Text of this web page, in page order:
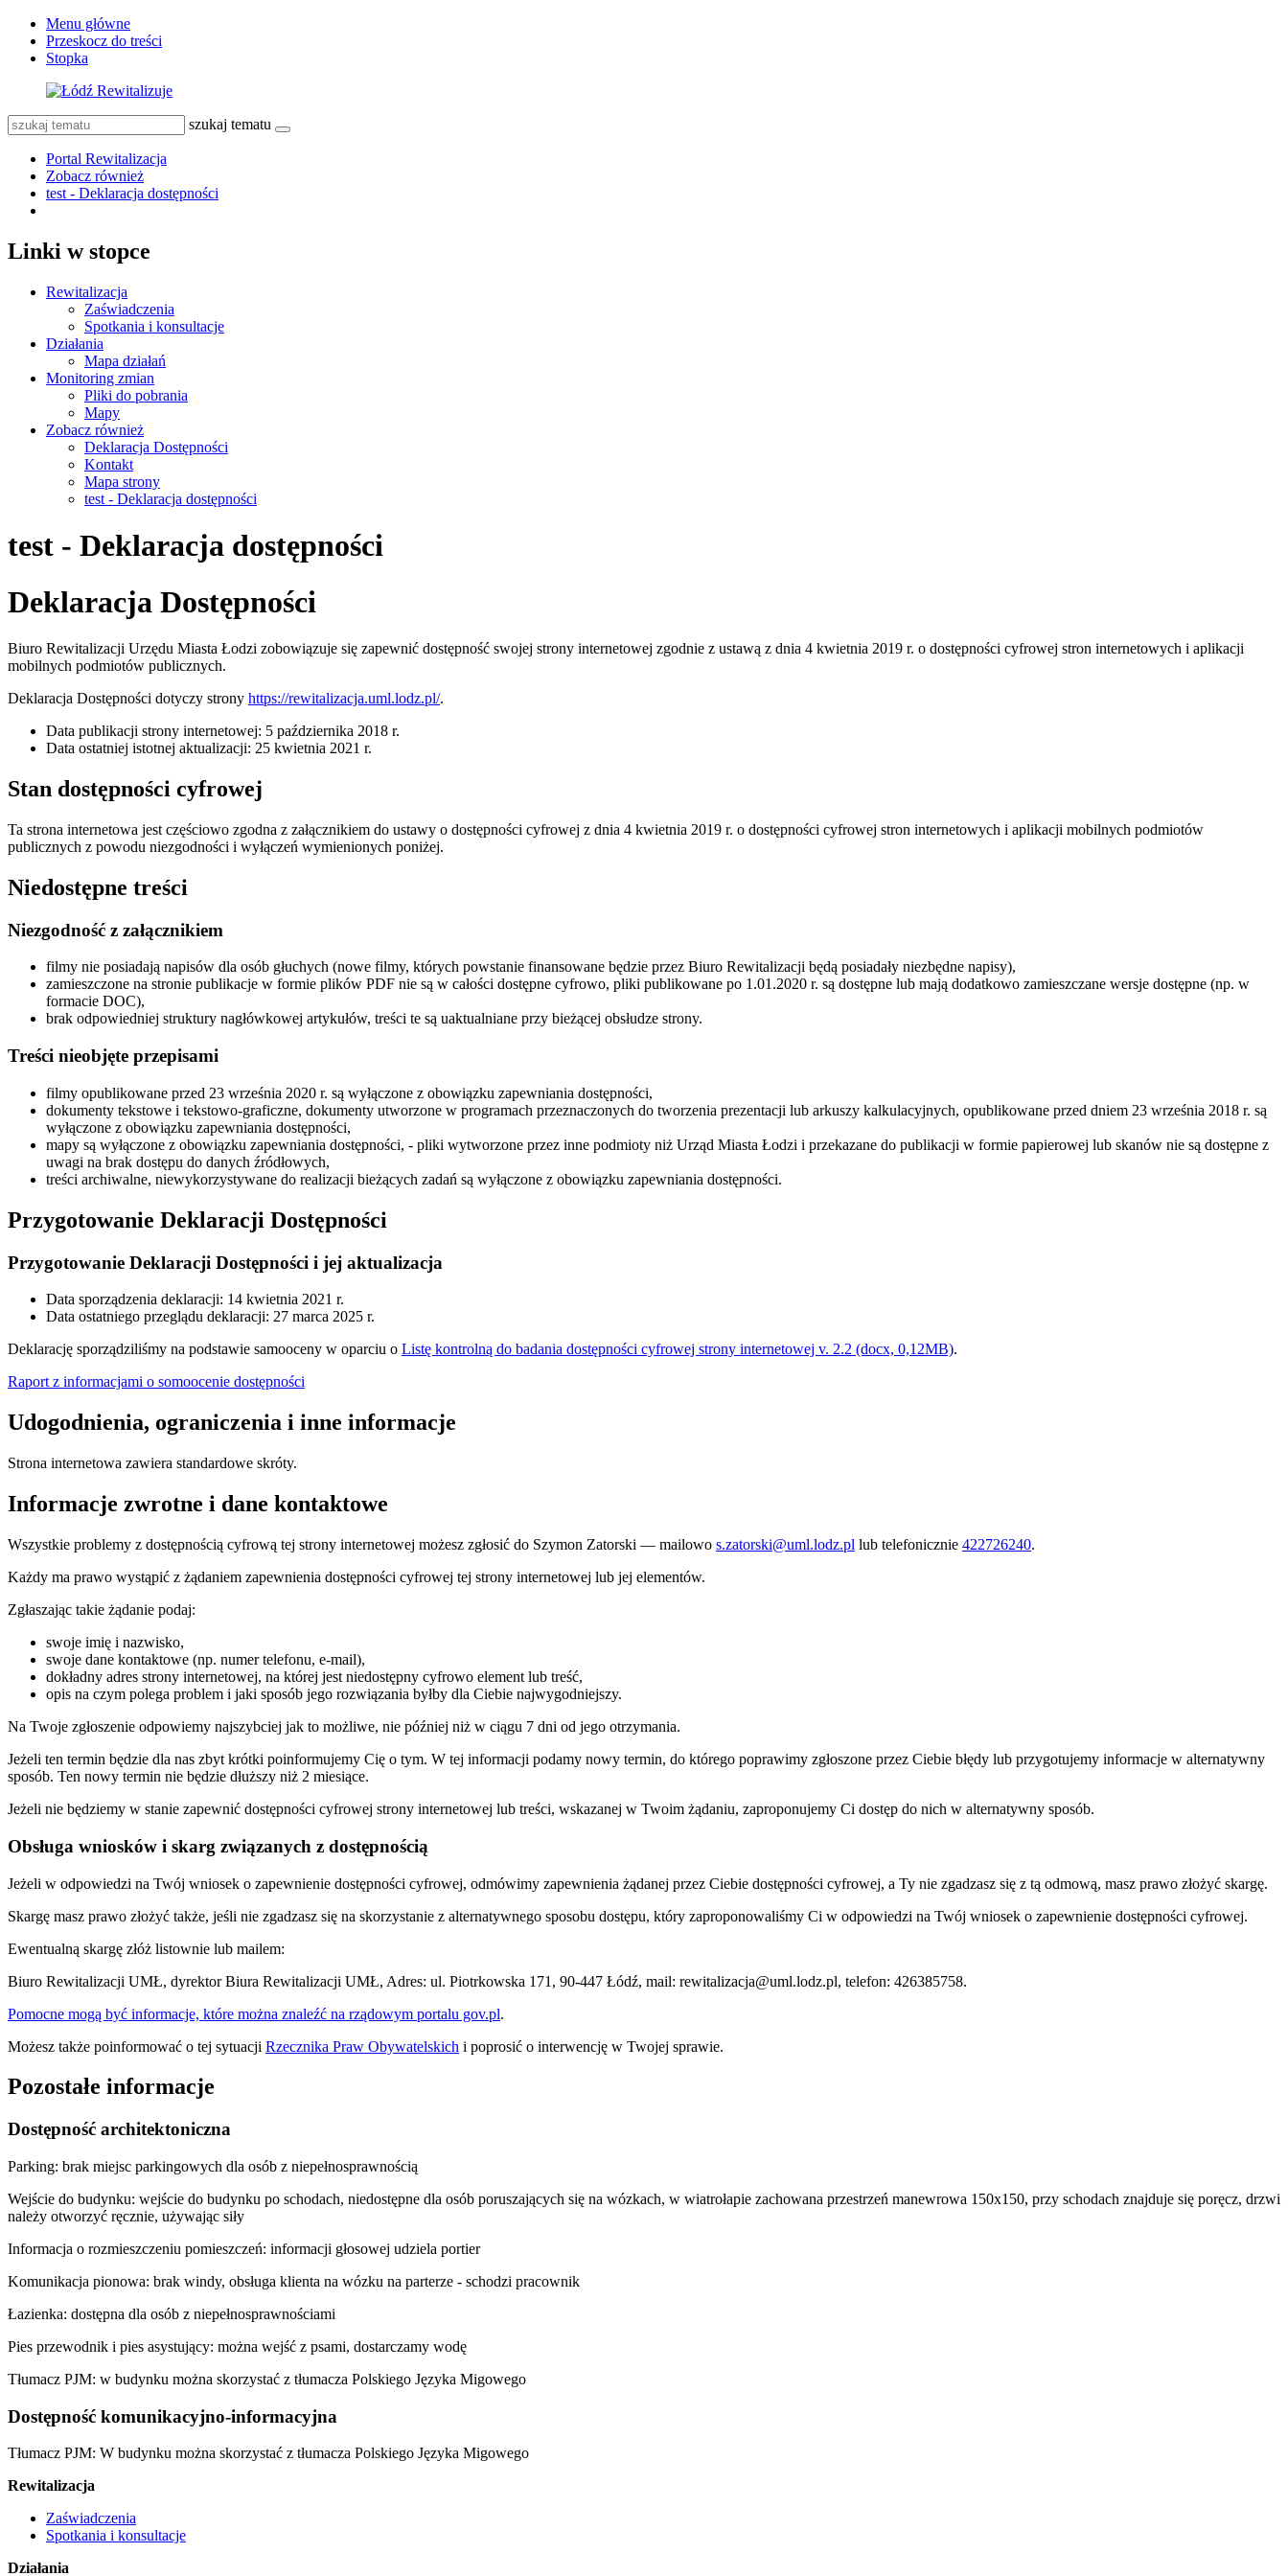
Menu główne
Przeskocz do treści
Stopka
szukaj tematu
Portal Rewitalizacja
Zobacz również
test - Deklaracja dostępności
Linki w stopce
Rewitalizacja
Zaświadczenia
Spotkania i konsultacje
Działania
Mapa działań
Monitoring zmian
Pliki do pobrania
Mapy
Zobacz również
Deklaracja Dostępności
Kontakt
Mapa strony
test - Deklaracja dostępności
test - Deklaracja dostępności
Deklaracja Dostępności
Biuro Rewitalizacji Urzędu Miasta Łodzi zobowiązuje się zapewnić dostępność swojej strony internetowej zgodnie z ustawą z dnia 4 kwietnia 2019 r. o dostępności cyfrowej stron internetowych i aplikacji
mobilnych podmiotów publicznych.
Deklaracja Dostępności dotyczy strony https://rewitalizacja.uml.lodz.pl/.
Data publikacji strony internetowej: 5 października 2018 r.
Data ostatniej istotnej aktualizacji: 25 kwietnia 2021 r.
Stan dostępności cyfrowej
Ta strona internetowa jest częściowo zgodna z załącznikiem do ustawy o dostępności cyfrowej z dnia 4 kwietnia 2019 r. o dostępności cyfrowej stron internetowych i aplikacji mobilnych podmiotów
publicznych z powodu niezgodności i wyłączeń wymienionych poniżej.
Niedostępne treści
Niezgodność z załącznikiem
filmy nie posiadają napisów dla osób głuchych (nowe filmy, których powstanie finansowane będzie przez Biuro Rewitalizacji będą posiadały niezbędne napisy),
zamieszczone na stronie publikacje w formie plików PDF nie są w całości dostępne cyfrowo, pliki publikowane po 1.01.2020 r. są dostępne lub mają dodatkowo zamieszczane wersje dostępne (np. w
formacie DOC),
brak odpowiedniej struktury nagłówkowej artykułów, treści te są uaktualniane przy bieżącej obsłudze strony.
Treści nieobjęte przepisami
filmy opublikowane przed 23 września 2020 r. są wyłączone z obowiązku zapewniania dostępności,
dokumenty tekstowe i tekstowo-graficzne, dokumenty utworzone w programach przeznaczonych do tworzenia prezentacji lub arkuszy kalkulacyjnych, opublikowane przed dniem 23 września 2018 r. są
wyłączone z obowiązku zapewniania dostępności,
mapy są wyłączone z obowiązku zapewniania dostępności, - pliki wytworzone przez inne podmioty niż Urząd Miasta Łodzi i przekazane do publikacji w formie papierowej lub skanów nie są dostępne z
uwagi na brak dostępu do danych źródłowych,
treści archiwalne, niewykorzystywane do realizacji bieżących zadań są wyłączone z obowiązku zapewniania dostępności.
Przygotowanie Deklaracji Dostępności
Przygotowanie Deklaracji Dostępności i jej aktualizacja
Data sporządzenia deklaracji: 14 kwietnia 2021 r.
Data ostatniego przeglądu deklaracji: 27 marca 2025 r.
Deklarację sporządziliśmy na podstawie samooceny w oparciu o Listę kontrolną do badania dostępności cyfrowej strony internetowej v. 2.2 (docx, 0,12MB).
Raport z informacjami o somoocenie dostępności
Udogodnienia, ograniczenia i inne informacje
Strona internetowa zawiera standardowe skróty.
Informacje zwrotne i dane kontaktowe
Wszystkie problemy z dostępnością cyfrową tej strony internetowej możesz zgłosić do Szymon Zatorski — mailowo s.zatorski@uml.lodz.pl lub telefonicznie 422726240.
Każdy ma prawo wystąpić z żądaniem zapewnienia dostępności cyfrowej tej strony internetowej lub jej elementów.
Zgłaszając takie żądanie podaj:
swoje imię i nazwisko,
swoje dane kontaktowe (np. numer telefonu, e-mail),
dokładny adres strony internetowej, na której jest niedostępny cyfrowo element lub treść,
opis na czym polega problem i jaki sposób jego rozwiązania byłby dla Ciebie najwygodniejszy.
Na Twoje zgłoszenie odpowiemy najszybciej jak to możliwe, nie później niż w ciągu 7 dni od jego otrzymania.
Jeżeli ten termin będzie dla nas zbyt krótki poinformujemy Cię o tym. W tej informacji podamy nowy termin, do którego poprawimy zgłoszone przez Ciebie błędy lub przygotujemy informacje w alternatywny
sposób. Ten nowy termin nie będzie dłuższy niż 2 miesiące.
Jeżeli nie będziemy w stanie zapewnić dostępności cyfrowej strony internetowej lub treści, wskazanej w Twoim żądaniu, zaproponujemy Ci dostęp do nich w alternatywny sposób.
Obsługa wniosków i skarg związanych z dostępnością
Jeżeli w odpowiedzi na Twój wniosek o zapewnienie dostępności cyfrowej, odmówimy zapewnienia żądanej przez Ciebie dostępności cyfrowej, a Ty nie zgadzasz się z tą odmową, masz prawo złożyć skargę.
Skargę masz prawo złożyć także, jeśli nie zgadzasz się na skorzystanie z alternatywnego sposobu dostępu, który zaproponowaliśmy Ci w odpowiedzi na Twój wniosek o zapewnienie dostępności cyfrowej.
Ewentualną skargę złóż listownie lub mailem:
Biuro Rewitalizacji UMŁ, dyrektor Biura Rewitalizacji UMŁ, Adres: ul. Piotrkowska 171, 90-447 Łódź, mail: rewitalizacja@uml.lodz.pl, telefon: 426385758.
Pomocne mogą być informacje, które można znaleźć na rządowym portalu gov.pl.
Możesz także poinformować o tej sytuacji Rzecznika Praw Obywatelskich i poprosić o interwencję w Twojej sprawie.
Pozostałe informacje
Dostępność architektoniczna
Parking: brak miejsc parkingowych dla osób z niepełnosprawnością
Wejście do budynku: wejście do budynku po schodach, niedostępne dla osób poruszających się na wózkach, w wiatrołapie zachowana przestrzeń manewrowa 150x150, przy schodach znajduje się poręcz, drzwi
należy otworzyć ręcznie, używając siły
Informacja o rozmieszczeniu pomieszczeń: informacji głosowej udziela portier
Komunikacja pionowa: brak windy, obsługa klienta na wózku na parterze - schodzi pracownik
Łazienka: dostępna dla osób z niepełnosprawnościami
Pies przewodnik i pies asystujący: można wejść z psami, dostarczamy wodę
Tłumacz PJM: w budynku można skorzystać z tłumacza Polskiego Języka Migowego
Dostępność komunikacyjno-informacyjna
Tłumacz PJM: W budynku można skorzystać z tłumacza Polskiego Języka Migowego
Rewitalizacja
Zaświadczenia
Spotkania i konsultacje
Działania